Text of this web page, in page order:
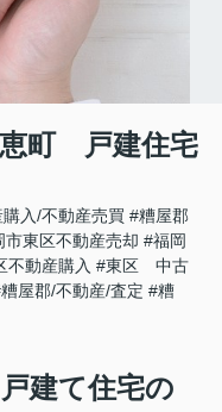
町 戸建住宅
入/不動産売買 #糟屋郡
市東区不動産売却 #福岡
不動産購入 #東区 中古
屋郡/不動産/査定 #糟
建て住宅の